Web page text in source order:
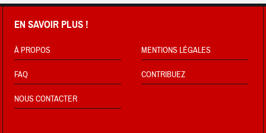
EN SAVOIR PLUS !
À PROPOS MENTIONS LÉGALES
FAQ CONTRIBUEZ
NOUS CONTACTER